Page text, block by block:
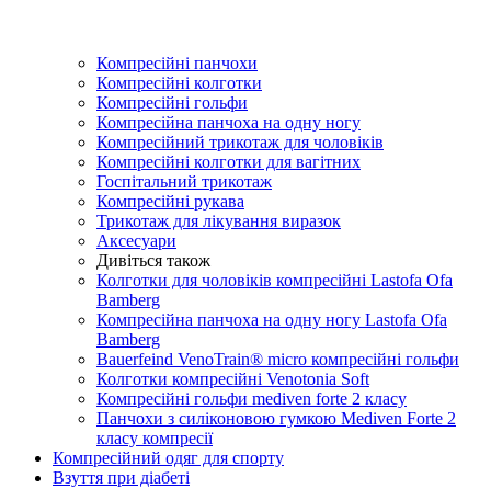
Компресійні панчохи
Компресійні колготки
Компресійні гольфи
Компресійна панчоха на одну ногу
Компресійний трикотаж для чоловіків
Компресійні колготки для вагітних
Госпітальний трикотаж
Компресійні рукава
Трикотаж для лікування виразок
Аксесуари
Дивіться також
Колготки для чоловіків компресійні Lastofa Ofa
Bamberg
Компресійна панчоха на одну ногу Lastofa Ofa
Bamberg
Bauerfeind VenoTrain® micro компресійні гольфи
Колготки компресійні Venotonia Soft
Компресійні гольфи mediven forte 2 класу
Панчохи з силіконовою гумкою Mediven Forte 2
класу компресії
Компресійний одяг для спорту
Взуття при діабеті